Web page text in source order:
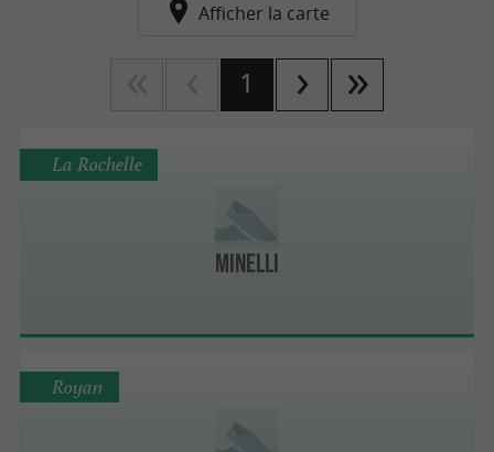
Afficher la carte
1
Minelli
La Rochelle
Royan